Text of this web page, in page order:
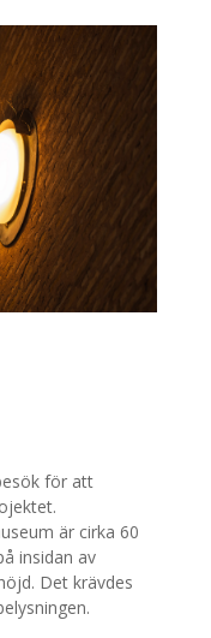
för att
är cirka 60
insidan av
Det krävdes